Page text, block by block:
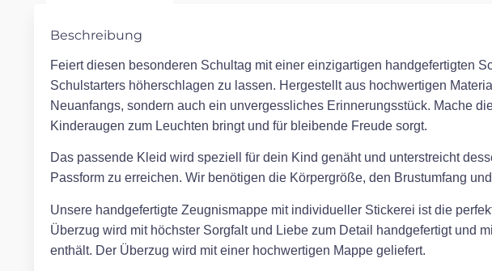
Beschreibung
Feiert diesen besonderen Schultag mit einer einzigartigen handgefertigten
Schulstarters höherschlagen zu lassen. Hergestellt aus hochwertigen
Neuanfangs, sondern auch ein unvergessliches Erinnerungsstück. Mache
Kinderaugen zum Leuchten bringt und für bleibende Freude sorgt.
Das passende Kleid wird speziell für dein Kind genäht und unterstreicht
Passform zu erreichen. Wir benötigen die Körpergröße, den Brustumfang
Unsere handgefertigte Zeugnismappe mit individueller Stickerei ist die
Überzug wird mit höchster Sorgfalt und Liebe zum Detail handgefertigt und
enthält. Der Überzug wird mit einer hochwertigen Mappe geliefert.